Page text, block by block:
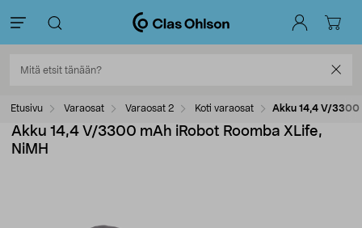
Etusivu Varaosat Varaosat 2 Koti varaosat Akku 14,4 V/3300
Akku 14,4 V/3300 mAh iRobot Roomba XLife,
NiMH